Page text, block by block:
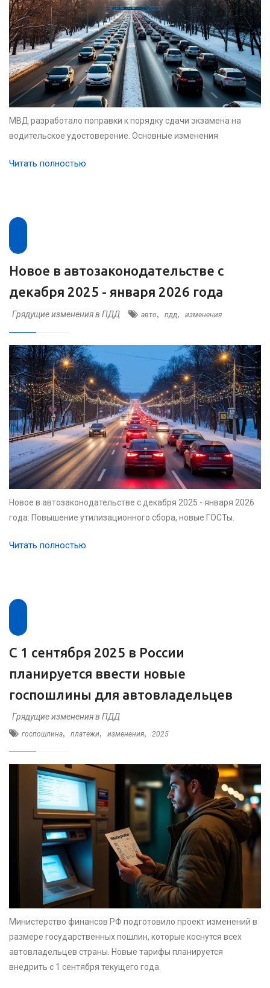
МВД разработало поправки к порядку сдачи экзамена на
водительское удостоверение. Основные изменения
Читать полностью
Новое в автозаконодательстве с
декабря 2025 - января 2026 года
Грядущие изменения в ПДД авто пдд изменения
Новое в автозаконодательстве с декабря 2025 - января 2026
года: Повышение утилизационного сбора, новые ГОСТы.
Читать полностью
С 1 сентября 2025 в России
планируется ввести новые
госпошлины для автовладельцев
Грядущие изменения в ПДД
госпошлина платежи изменения 2025
Министерство финансов РФ подготовило проект изменений в
размере государственных пошлин, которые коснутся всех
автовладельцев страны. Новые тарифы планируется
внедрить с 1 сентября текущего года.